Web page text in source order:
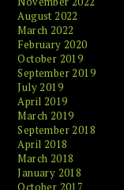
August 2022
March 2022
February 2020
October 2019
September 2019
July 2019
April 2019
March 2019
September 2018
April 2018
March 2018
January 2018
October 2017